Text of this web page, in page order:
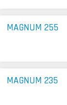
MAGNUM 255
MAGNUM 235